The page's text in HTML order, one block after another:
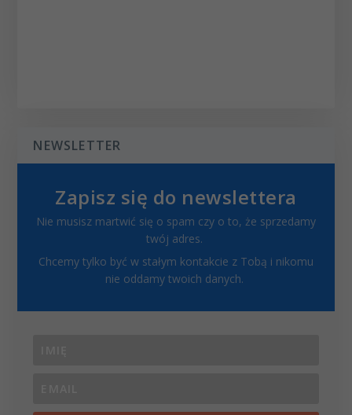
NEWSLETTER
Zapisz się do newslettera
Nie musisz martwić się o spam czy o to, że sprzedamy
twój adres.
Chcemy tylko być w stałym kontakcie z Tobą i nikomu
nie oddamy twoich danych.